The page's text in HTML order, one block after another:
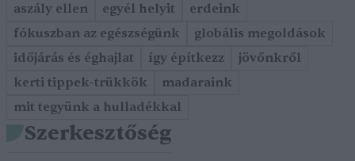
aszály ellen egyél helyit
erdeink
fókuszban az egészségünk
globális megoldások
időjárás és éghajlat
így építkezz
jövőnkről
kerti tippek-trükkök
madaraink
mit tegyünk a hulladékkal
Szerkesztőség